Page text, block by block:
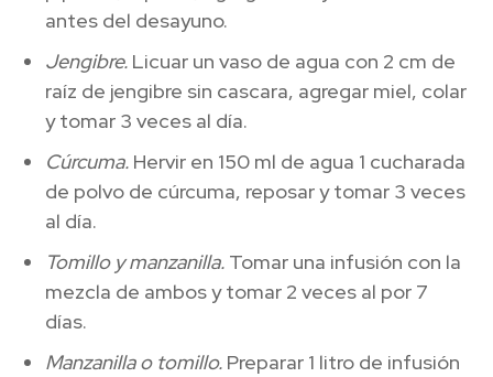
antes del desayuno.
Jengibre. Licuar un vaso de agua con 2 cm de
raíz de jengibre sin cascara, agregar miel, colar
y tomar 3 veces al día.
Cúrcuma. Hervir en 150 ml de agua 1 cucharada
de polvo de cúrcuma, reposar y tomar 3 veces
al día.
Tomillo y manzanilla. Tomar una infusión con la
mezcla de ambos y tomar 2 veces al por 7
días.
Manzanilla o tomillo. Preparar 1 litro de infusión